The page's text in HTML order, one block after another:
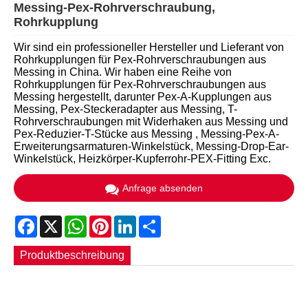
Messing-Pex-Rohrverschraubung,
Rohrkupplung
Wir sind ein professioneller Hersteller und Lieferant von
Rohrkupplungen für Pex-Rohrverschraubungen aus
Messing in China. Wir haben eine Reihe von
Rohrkupplungen für Pex-Rohrverschraubungen aus
Messing hergestellt, darunter Pex-A-Kupplungen aus
Messing, Pex-Steckeradapter aus Messing, T-
Rohrverschraubungen mit Widerhaken aus Messing und
Pex-Reduzier-T-Stücke aus Messing , Messing-Pex-A-
Erweiterungsarmaturen-Winkelstück, Messing-Drop-Ear-
Winkelstück, Heizkörper-Kupferrohr-PEX-Fitting Exc.
Anfrage absenden
Facebook
X WhatsApp
PinterestLinkedIn
Produktbeschreibung